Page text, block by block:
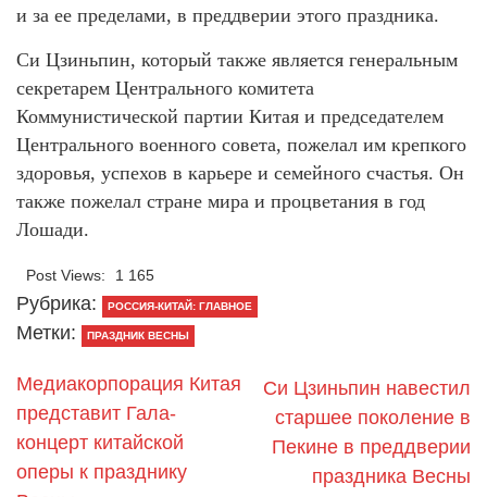
и за ее пределами, в преддверии этого праздника.
Си Цзиньпин, который также является генеральным
секретарем Центрального комитета
Коммунистической партии Китая и председателем
Центрального военного совета, пожелал им крепкого
здоровья, успехов в карьере и семейного счастья. Он
также пожелал стране мира и процветания в год
Лошади.
Post Views: 1 165
Рубрика: РОССИЯ-КИТАЙ: ГЛАВНОЕ
Метки: ПРАЗДНИК ВЕСНЫ
Медиакорпорация Китая
представит Гала-
концерт китайской
оперы к празднику
Си Цзиньпин навестил
старшее поколение в
Пекине в преддверии
праздника Весны